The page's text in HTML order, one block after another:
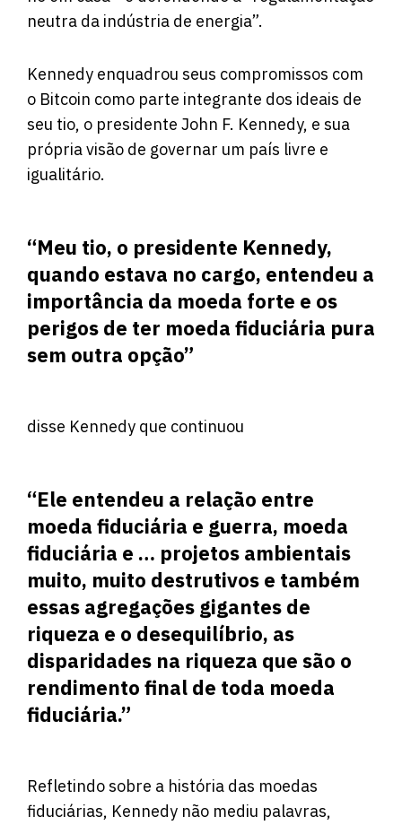
neutra da indústria de energia”.
Kennedy enquadrou seus compromissos com
o Bitcoin como parte integrante dos ideais de
seu tio, o presidente John F. Kennedy, e sua
própria visão de governar um país livre e
igualitário.
“Meu tio, o presidente Kennedy,
quando estava no cargo, entendeu a
importância da moeda forte e os
perigos de ter moeda fiduciária pura
sem outra opção”
disse Kennedy que continuou
“Ele entendeu a relação entre
moeda fiduciária e guerra, moeda
fiduciária e … projetos ambientais
muito, muito destrutivos e também
essas agregações gigantes de
riqueza e o desequilíbrio, as
disparidades na riqueza que são o
rendimento final de toda moeda
fiduciária.”
Refletindo sobre a história das moedas
fiduciárias, Kennedy não mediu palavras,